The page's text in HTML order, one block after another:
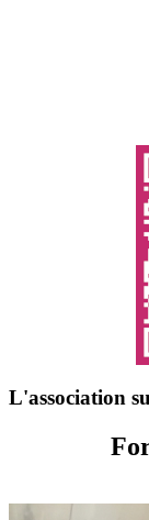
L'association